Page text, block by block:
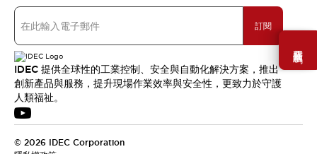
需要幫助嗎？
訂閱
IDEC 提供全球性的工業控制、安全與自動化解決方案，推出
創新產品與服務，提升現場作業效率與安全性，更致力於守護
人類福祉。
© 2026 IDEC Corporation